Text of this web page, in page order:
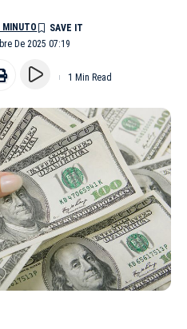
De 2025 07:19
MINUTO
1 Min Read